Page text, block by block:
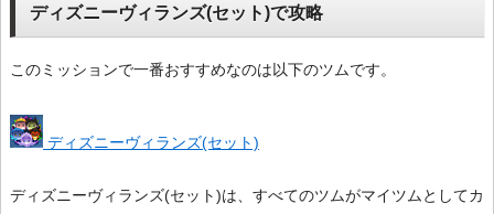
ディズニーヴィランズ(セット)で攻略
このミッションで一番おすすめなのは以下のツムです。
ディズニーヴィランズ(セット)
ディズニーヴィランズ(セット)は、すべてのツムがマイツムとしてカ